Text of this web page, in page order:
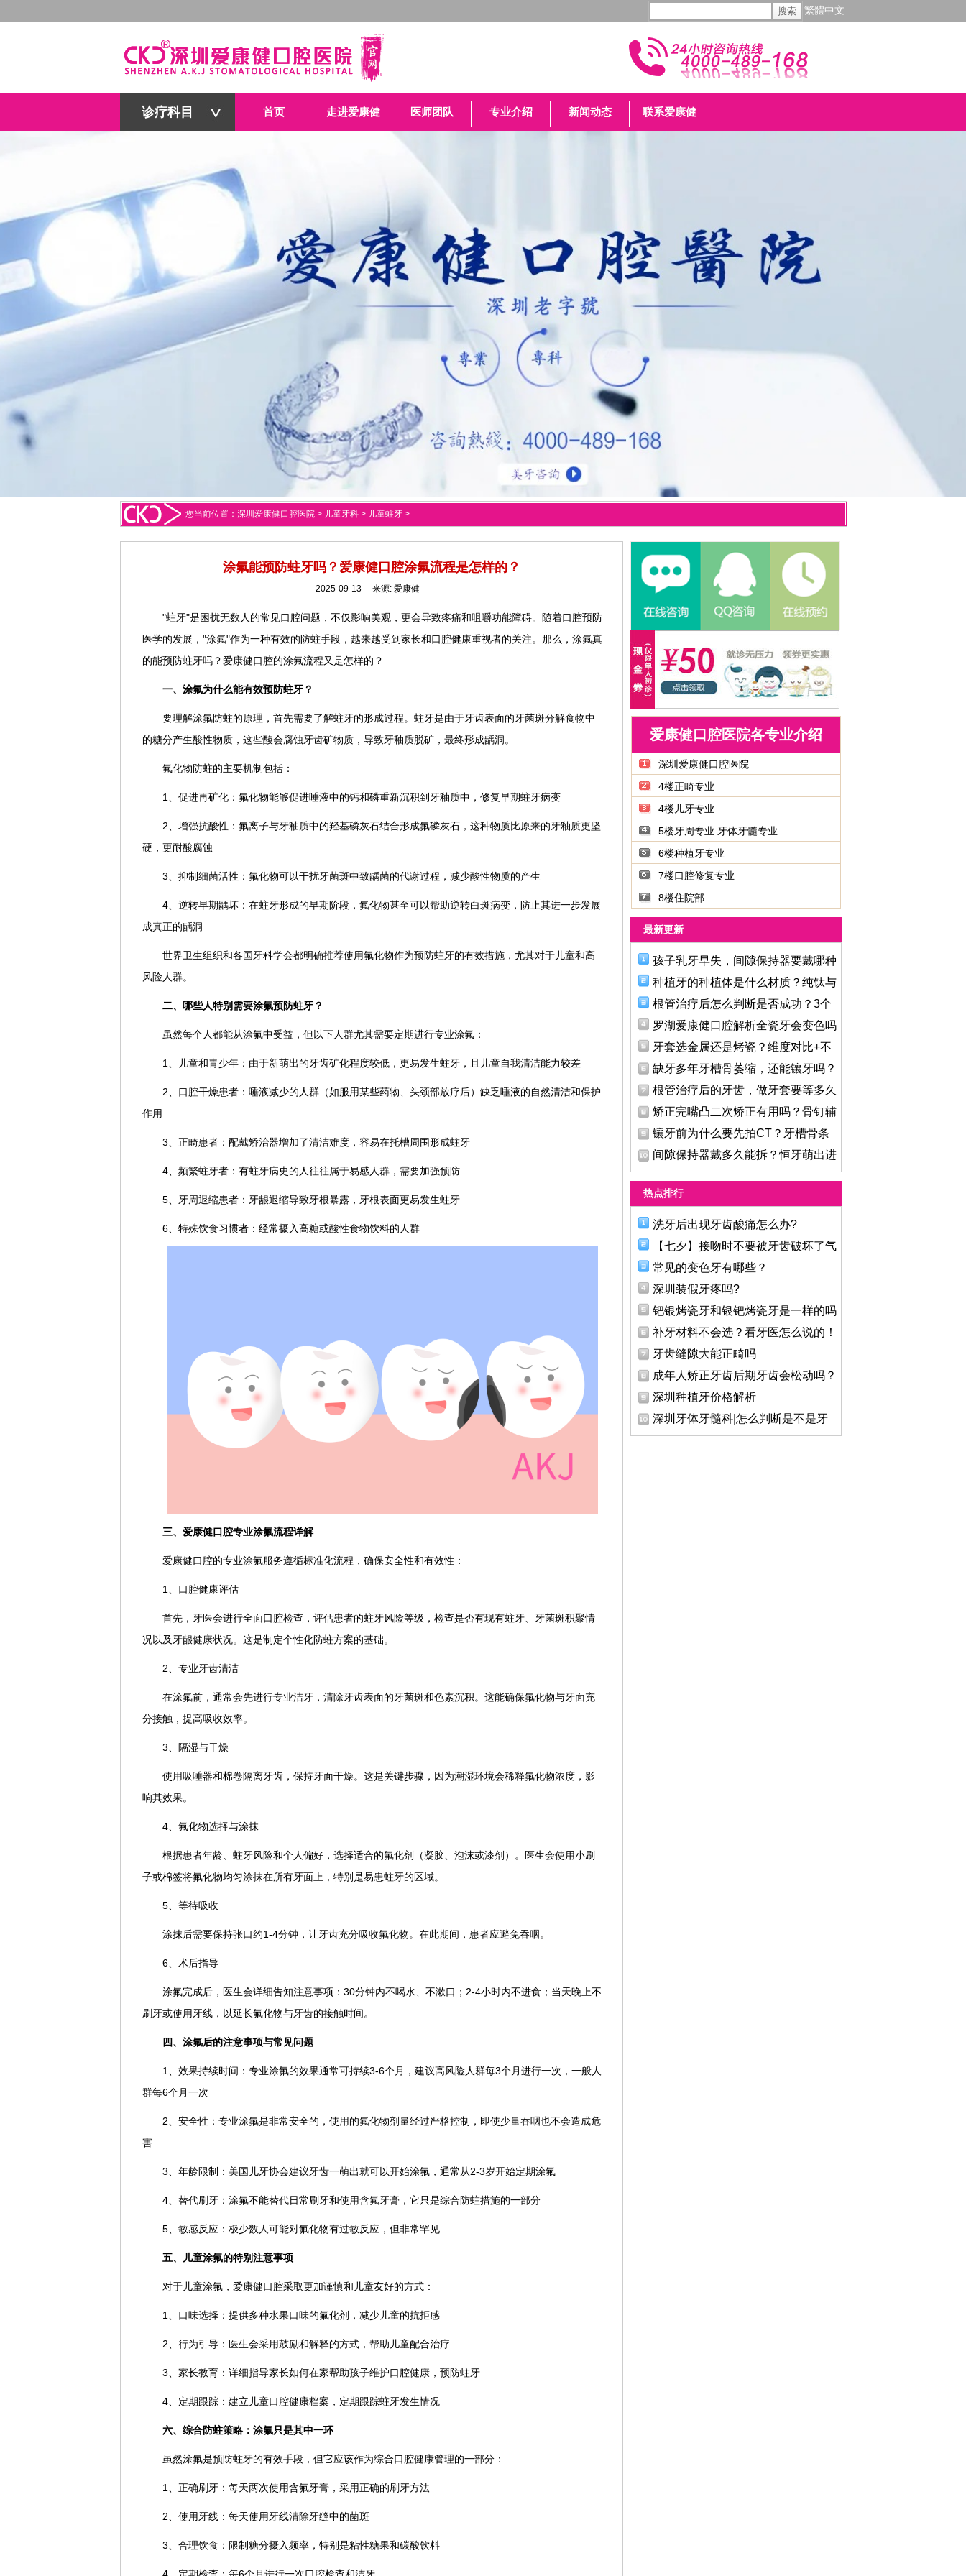
繁體中文
诊疗科目 首页 走进爱康健 医师团队 专业介绍 新闻动态 联系爱康健
您当前位置： 深圳爱康健口腔医院 > 儿童牙科 > 儿童蛀牙 >
涂氟能预防蛀牙吗？爱康健口腔涂氟流程是怎样的？
2025-09-13 来源: 爱康健
"蛀牙"是困扰无数人的常见口腔问题，不仅影响美观，更会导致疼痛和咀嚼功能障碍。随着口腔预防
医学的发展，"涂氟"作为一种有效的防蛀手段，越来越受到家长和口腔健康重视者的关注。那么，涂氟真
的能预防蛀牙吗？爱康健口腔的涂氟流程又是怎样的？
一、涂氟为什么能有效预防蛀牙？
要理解涂氟防蛀的原理，首先需要了解蛀牙的形成过程。蛀牙是由于牙齿表面的牙菌斑分解食物中
的糖分产生酸性物质，这些酸会腐蚀牙齿矿物质，导致牙釉质脱矿，最终形成龋洞。
氟化物防蛀的主要机制包括：
1、促进再矿化：氟化物能够促进唾液中的钙和磷重新沉积到牙釉质中，修复早期蛀牙病变
2、增强抗酸性：氟离子与牙釉质中的羟基磷灰石结合形成氟磷灰石，这种物质比原来的牙釉质更坚
硬，更耐酸腐蚀
3、抑制细菌活性：氟化物可以干扰牙菌斑中致龋菌的代谢过程，减少酸性物质的产生
4、逆转早期龋坏：在蛀牙形成的早期阶段，氟化物甚至可以帮助逆转白斑病变，防止其进一步发展
成真正的龋洞
世界卫生组织和各国牙科学会都明确推荐使用氟化物作为预防蛀牙的有效措施，尤其对于儿童和高
风险人群。
二、哪些人特别需要涂氟预防蛀牙？
虽然每个人都能从涂氟中受益，但以下人群尤其需要定期进行专业涂氟：
1、儿童和青少年：由于新萌出的牙齿矿化程度较低，更易发生蛀牙，且儿童自我清洁能力较差
2、口腔干燥患者：唾液减少的人群（如服用某些药物、头颈部放疗后）缺乏唾液的自然清洁和保护
作用
3、正畸患者：配戴矫治器增加了清洁难度，容易在托槽周围形成蛀牙
4、频繁蛀牙者：有蛀牙病史的人往往属于易感人群，需要加强预防
5、牙周退缩患者：牙龈退缩导致牙根暴露，牙根表面更易发生蛀牙
6、特殊饮食习惯者：经常摄入高糖或酸性食物饮料的人群
三、爱康健口腔专业涂氟流程详解
爱康健口腔的专业涂氟服务遵循标准化流程，确保安全性和有效性：
1、口腔健康评估
首先，牙医会进行全面口腔检查，评估患者的蛀牙风险等级，检查是否有现有蛀牙、牙菌斑积聚情
况以及牙龈健康状况。这是制定个性化防蛀方案的基础。
2、专业牙齿清洁
在涂氟前，通常会先进行专业洁牙，清除牙齿表面的牙菌斑和色素沉积。这能确保氟化物与牙面充
分接触，提高吸收效率。
3、隔湿与干燥
使用吸唾器和棉卷隔离牙齿，保持牙面干燥。这是关键步骤，因为潮湿环境会稀释氟化物浓度，影
响其效果。
4、氟化物选择与涂抹
根据患者年龄、蛀牙风险和个人偏好，选择适合的氟化剂（凝胶、泡沫或漆剂）。医生会使用小刷
子或棉签将氟化物均匀涂抹在所有牙面上，特别是易患蛀牙的区域。
5、等待吸收
涂抹后需要保持张口约1-4分钟，让牙齿充分吸收氟化物。在此期间，患者应避免吞咽。
6、术后指导
涂氟完成后，医生会详细告知注意事项：30分钟内不喝水、不漱口；2-4小时内不进食；当天晚上不
刷牙或使用牙线，以延长氟化物与牙齿的接触时间。
四、涂氟后的注意事项与常见问题
1、效果持续时间：专业涂氟的效果通常可持续3-6个月，建议高风险人群每3个月进行一次，一般人
群每6个月一次
2、安全性：专业涂氟是非常安全的，使用的氟化物剂量经过严格控制，即使少量吞咽也不会造成危
害
3、年龄限制：美国儿牙协会建议牙齿一萌出就可以开始涂氟，通常从2-3岁开始定期涂氟
4、替代刷牙：涂氟不能替代日常刷牙和使用含氟牙膏，它只是综合防蛀措施的一部分
5、敏感反应：极少数人可能对氟化物有过敏反应，但非常罕见
五、儿童涂氟的特别注意事项
对于儿童涂氟，爱康健口腔采取更加谨慎和儿童友好的方式：
1、口味选择：提供多种水果口味的氟化剂，减少儿童的抗拒感
2、行为引导：医生会采用鼓励和解释的方式，帮助儿童配合治疗
3、家长教育：详细指导家长如何在家帮助孩子维护口腔健康，预防蛀牙
4、定期跟踪：建立儿童口腔健康档案，定期跟踪蛀牙发生情况
六、综合防蛀策略：涂氟只是其中一环
虽然涂氟是预防蛀牙的有效手段，但它应该作为综合口腔健康管理的一部分：
1、正确刷牙：每天两次使用含氟牙膏，采用正确的刷牙方法
2、使用牙线：每天使用牙线清除牙缝中的菌斑
3、合理饮食：限制糖分摄入频率，特别是粘性糖果和碳酸饮料
爱康健口腔医院各专业介绍
深圳爱康健口腔医院
4楼正畸专业
4楼儿牙专业
5楼牙周专业 牙体牙髓专业
6楼种植牙专业
7楼口腔修复专业
8楼住院部
最新更新
孩子乳牙早失，间隙保持器要戴哪种
种植牙的种植体是什么材质？纯钛与
根管治疗后怎么判断是否成功？3个
罗湖爱康健口腔解析全瓷牙会变色吗
牙套选金属还是烤瓷？维度对比+不
缺牙多年牙槽骨萎缩，还能镶牙吗？
根管治疗后的牙齿，做牙套要等多久
矫正完嘴凸二次矫正有用吗？骨钉辅
镶牙前为什么要先拍CT？牙槽骨条
件
间隙保持器戴多久能拆？恒牙萌出进
热点排行
洗牙后出现牙齿酸痛怎么办?
【七夕】接吻时不要被牙齿破坏了气
常见的变色牙有哪些？
深圳装假牙疼吗?
钯银烤瓷牙和银钯烤瓷牙是一样的吗
补牙材料不会选？看牙医怎么说的！
牙齿缝隙大能正畸吗
成年人矫正牙齿后期牙齿会松动吗？
深圳种植牙价格解析
深圳牙体牙髓科|怎么判断是不是牙